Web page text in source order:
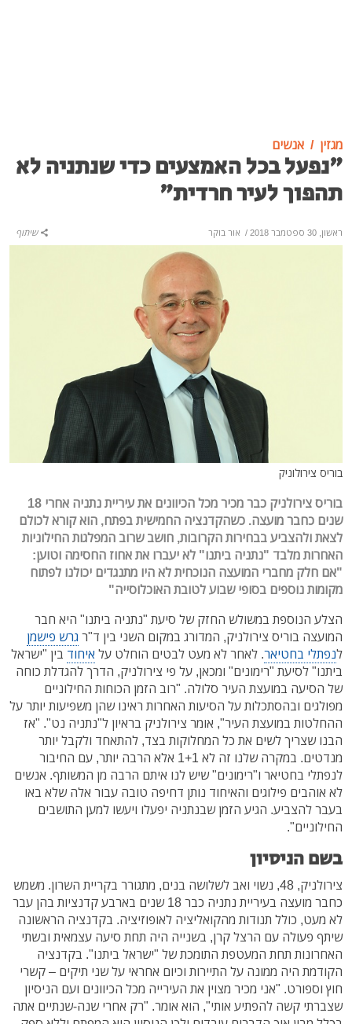
מגזין אנשים
"נפעל בכל האמצעים כדי שנתניה לא
תהפוך לעיר חרדית"
ראשון, 30 ספטמבר 2018 / אור בוקר שיתוף
בוריס צירולוניק
בוריס צירולניק כבר מכיר מכל הכיוונים את עיריית נתניה אחרי 18
שנים כחבר מועצה. כשהקדנציה החמישית בפתח, הוא קורא לכולם
לצאת ולהצביע בבחירות הקרובות, חושב שרוב המפלגות החילוניות
האחרות מלבד "נתניה ביתנו" לא יעברו את אחוז החסימה וטוען:
"אם חלק מחברי המועצה הנוכחית לא היו מתנגדים יכולנו לפתוח
מקומות נוספים בסופי שבוע לטובת האוכלוסייה"
הצלע הנוספת במשולש החזק של סיעת "נתניה ביתנו" היא חבר
המועצה בוריס צירולניק, המדורג במקום השני בין ד"ר גרש פישמן
לנפתלי בחטיאר. לאחר לא מעט לבטים הוחלט על איחוד בין "ישראל
ביתנו" לסיעת "רימונים" ומכאן, על פי צירולניק, הדרך להגדלת כוחה
של הסיעה במועצת העיר סלולה. "רוב הזמן הכוחות החילוניים
מפולגים ובהסתכלות על הסיעות האחרות ראינו שהן משפיעות יותר על
ההחלטות במועצת העיר", אומר צירולניק בראיון ל"נתניה נט". "אז
הבנו שצריך לשים את כל המחלוקות בצד, להתאחד ולקבל יותר
מנדטים. במקרה שלנו זה לא 1+1 אלא הרבה יותר, עם החיבור
לנפתלי בחטיאר ו"רימונים" שיש לנו איתם הרבה מן המשותף. אנשים
לא אוהבים פילוגים והאיחוד נותן דחיפה טובה עבור אלה שלא באו
בעבר להצביע. הגיע הזמן שבנתניה יפעלו ויעשו למען התושבים
החילוניים".
בשם הניסיון
צירולניק, 48, נשוי ואב לשלושה בנים, מתגורר בקריית השרון. משמש
כחבר מועצה בעיריית נתניה כבר 18 שנים בארבע קדנציות בהן עבר
לא מעט, כולל תנודות מהקואליציה לאופוזיציה. בקדנציה הראשונה
שיתף פעולה עם הרצל קרן, בשנייה היה תחת סיעה עצמאית ובשתי
האחרונות תחת המעטפת התומכת של "ישראל ביתנו". בקדנציה
הקודמת היה ממונה על התיירות וכיום אחראי על שני תיקים – קשרי
חוץ וספורט. "אני מכיר מצוין את העירייה מכל הכיוונים ועם הניסיון
שצברתי קשה להפתיע אותי", הוא אומר. "רק אחרי שנה-שנתיים אתה